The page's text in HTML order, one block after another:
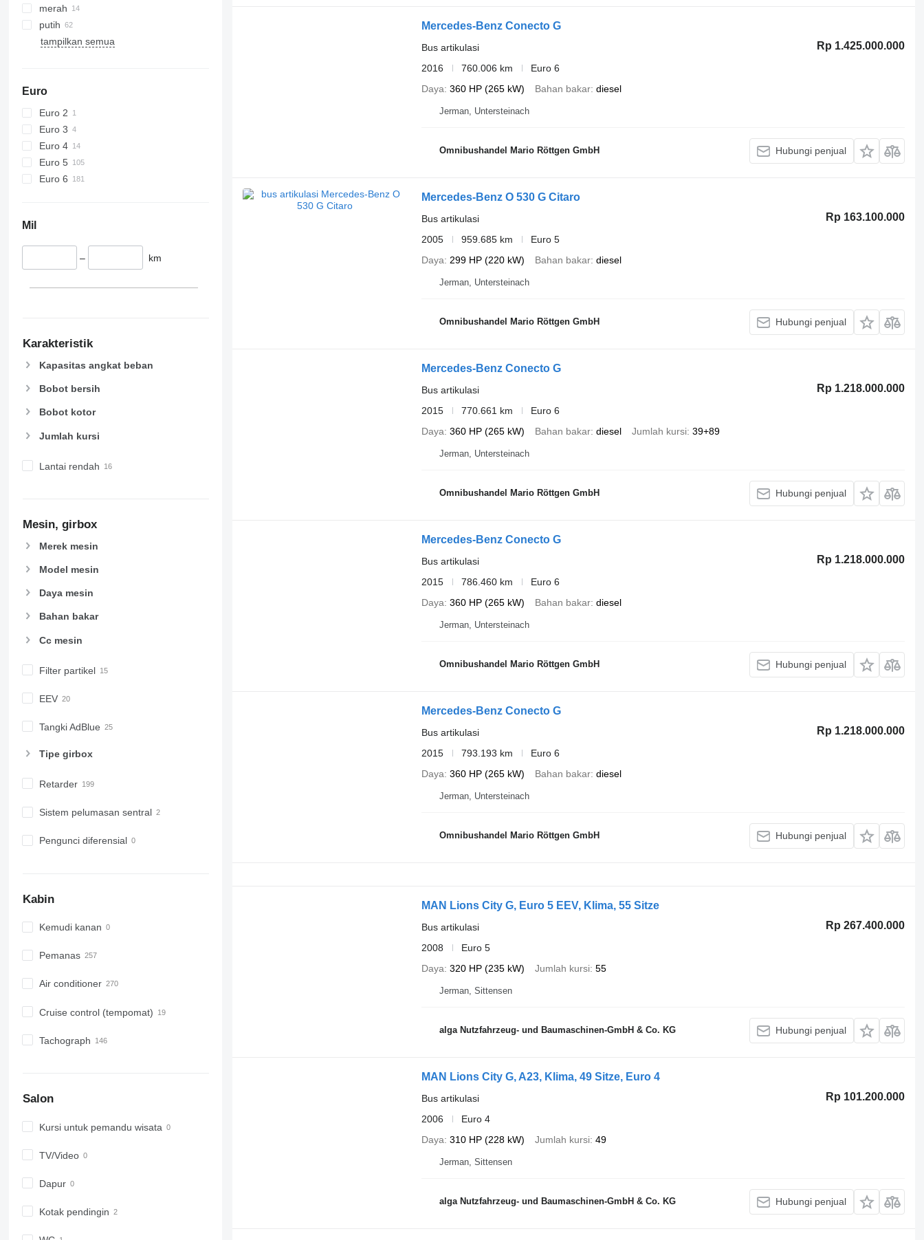
merah
putih
tampilkan semua
Euro
Euro 2
Euro 3
Euro 4
Euro 5
Euro 6
Mil
– km
Karakteristik
Kapasitas angkat beban
Bobot bersih
Bobot kotor
Jumlah kursi
Lantai rendah
Mesin, girbox
Merek mesin
Model mesin
Daya mesin
Bahan bakar
Cc mesin
Filter partikel
EEV
Tangki AdBlue
Tipe girbox
Retarder
Sistem pelumasan sentral
Pengunci diferensial
Kabin
Kemudi kanan
Pemanas
Air conditioner
Cruise control (tempomat)
Tachograph
Salon
Kursi untuk pemandu wisata
TV/Video
Dapur
Kotak pendingin
Mercedes-Benz Conecto G
Rp 1.425.000.000
Bus artikulasi
2016
760.006 km
Euro 6
Daya 360 HP (265 kW) Bahan bakar diesel
Jerman, Untersteinach
Omnibushandel Mario Röttgen GmbH Hubungi penjual
Mercedes-Benz O 530 G Citaro
Rp 163.100.000
Bus artikulasi
2005
959.685 km
Euro 5
Daya
299 HP (220 kW) Bahan bakar diesel
Jerman, Untersteinach
Omnibushandel Mario Röttgen GmbH Hubungi penjual
Mercedes-Benz Conecto G
Rp 1.218.000.000
Bus artikulasi
2015
770.661 km
Euro 6
Daya 360 HP (265 kW) Bahan bakar diesel Jumlah kursi 39+89
Jerman, Untersteinach
Omnibushandel Mario Röttgen GmbH Hubungi penjual
Mercedes-Benz Conecto G
Rp 1.218.000.000
Bus artikulasi
2015
786.460 km
Euro 6
Daya 360 HP (265 kW) Bahan bakar diesel
Jerman, Untersteinach
Omnibushandel Mario Röttgen GmbH Hubungi penjual
Mercedes-Benz Conecto G
Rp 1.218.000.000
Bus artikulasi
2015
793.193 km
Euro 6
Daya 360 HP (265 kW) Bahan bakar diesel
Jerman, Untersteinach
Omnibushandel Mario Röttgen GmbH Hubungi penjual
MAN Lions City G, Euro 5 EEV, Klima, 55 Sitze
Rp 267.400.000
Bus artikulasi
2008
Euro 5
Daya 320 HP (235 kW) Jumlah kursi 55
Jerman, Sittensen
alga Nutzfahrzeug- und Baumaschinen-GmbH & Co. KG Hubungi penjual
MAN Lions City G, A23, Klima, 49 Sitze, Euro 4
Rp 101.200.000
Bus artikulasi
2006
Euro 4
Daya 310 HP (228 kW) Jumlah kursi 49
Jerman, Sittensen
alga Nutzfahrzeug- und Baumaschinen-GmbH & Co. KG Hubungi penjual